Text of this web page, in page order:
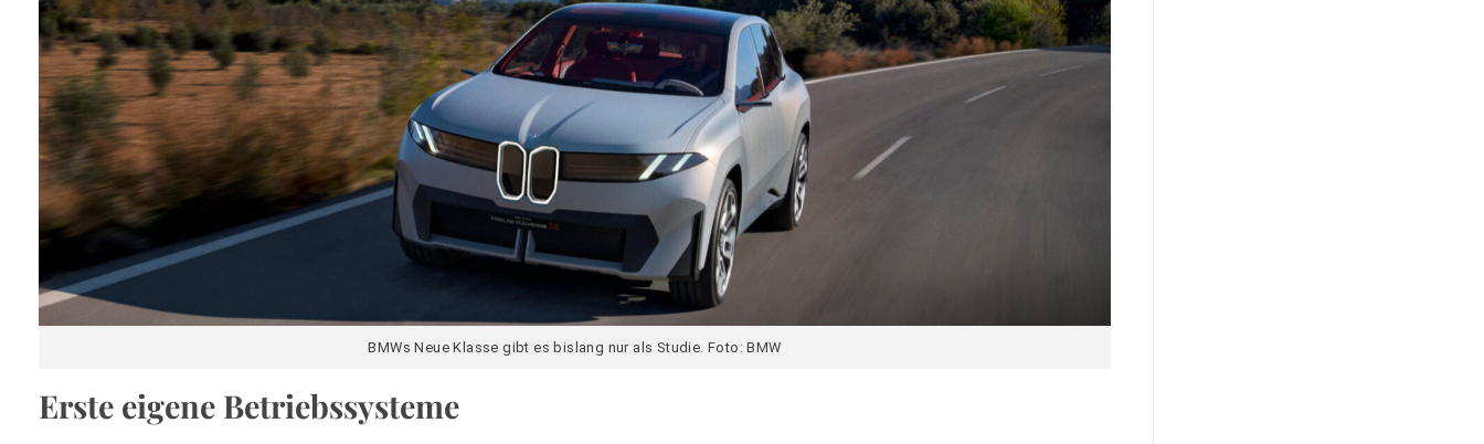
BMWs Neue Klasse gibt es bislang nur als Studie. Foto: BMW
Erste eigene Betriebssysteme